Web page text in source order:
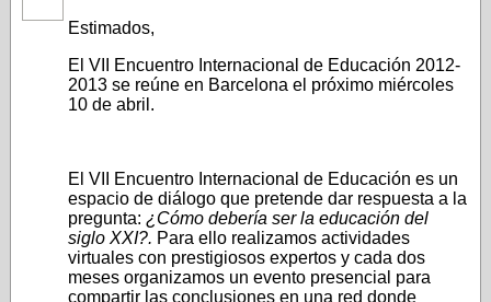
Estimados,
El VII Encuentro Internacional de Educación 2012-
2013 se reúne en Barcelona el próximo miércoles
10 de abril.
El VII Encuentro Internacional de Educación es un
espacio de diálogo que pretende dar respuesta a la
pregunta: ¿Cómo debería ser la educación del
siglo XXI?. Para ello realizamos actividades
virtuales con prestigiosos expertos y cada dos
meses organizamos un evento presencial para
compartir las conclusiones en una red donde